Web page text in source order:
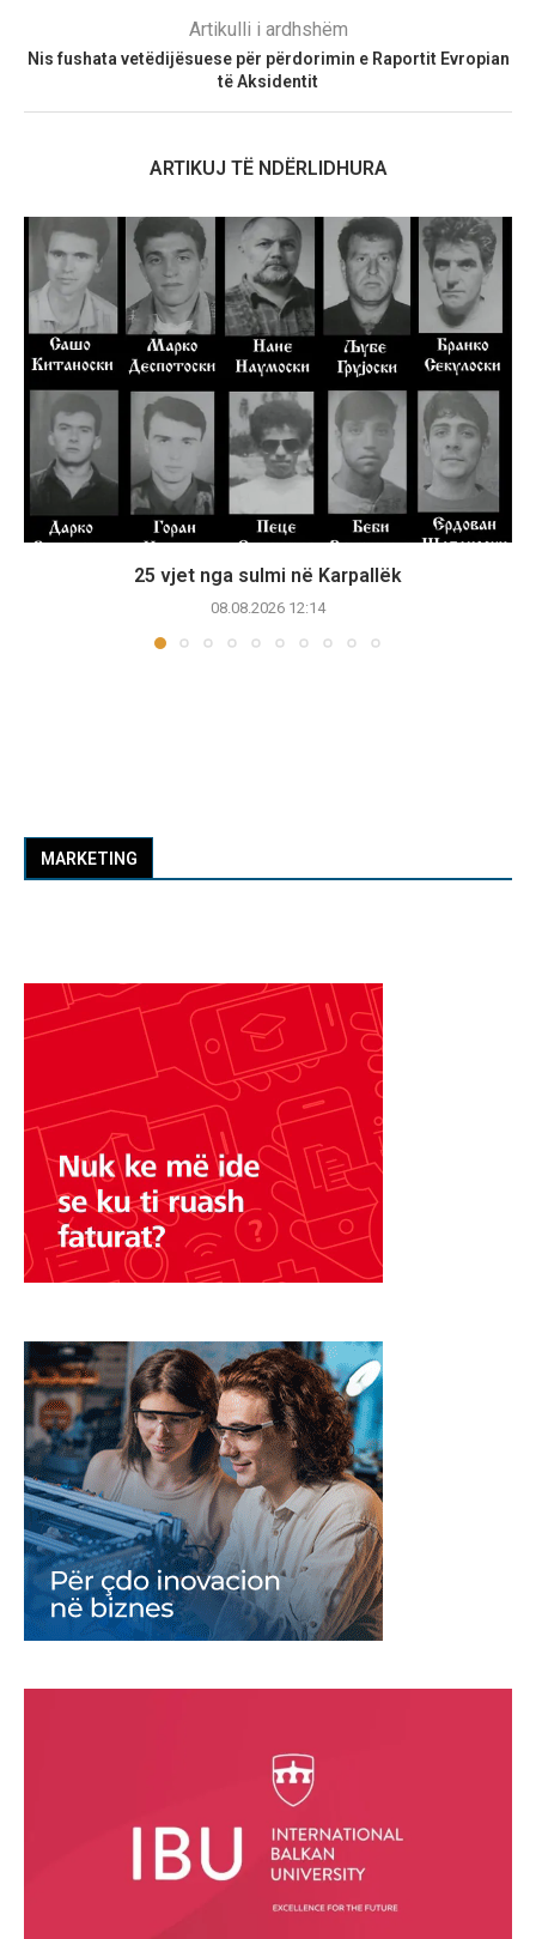
Artikulli i ardhshëm
​Nis fushata vetëdijësuese për përdorimin e Raportit Evropian
të Aksidentit
ARTIKUJ TË NDËRLIDHURA
25 vjet nga sulmi në Karpallëk
08.08.2026 12:14
MARKETING